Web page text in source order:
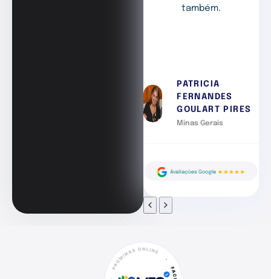
também.
PATRICIA
FERNANDES
GOULART PIRES
Minas Gerais